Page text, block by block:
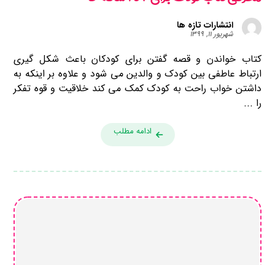
انتشارات تازه ها
شهریور ۱۱, ۱۳۹۹
کتاب خواندن و قصه گفتن برای کودکان باعث شکل گیری
ارتباط عاطفی بین کودک و والدین می شود و علاوه بر اینکه به
داشتن خواب راحت به کودک کمک می کند خلاقیت و قوه تفکر
را ...
ادامه مطلب